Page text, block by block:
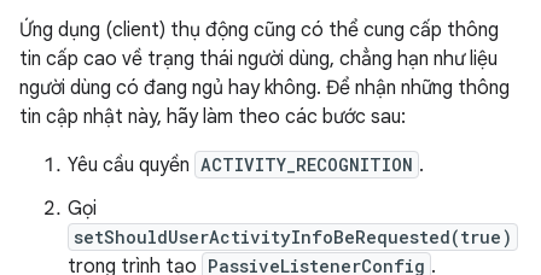
Ứng dụng (client) thụ động cũng có thể cung cấp thông
tin cấp cao về trạng thái người dùng, chẳng hạn như liệu
người dùng có đang ngủ hay không. Để nhận những thông
tin cập nhật này, hãy làm theo các bước sau:
Yêu cầu quyền ACTIVITY_RECOGNITION .
Gọi
setShouldUserActivityInfoBeRequested(true)
trong trình tạo PassiveListenerConfig .